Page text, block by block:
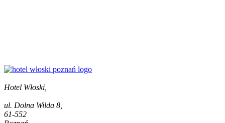
Hotel Włoski,
ul. Dolna Wilda 8,
61-552